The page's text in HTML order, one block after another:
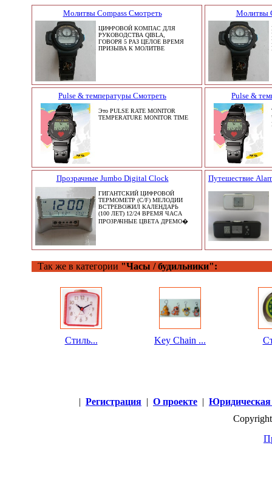
Молитвы Compass Смотреть
ЦИФРОВОЙ КОМПАС ДЛЯ
РУКОВОДСТВА QIBLA,
ГОВОРЯ 5 РАЗ ЦЕЛОЕ ВРЕМЯ
ПРИЗЫВА К МОЛИТВЕ
Молитвы
Pulse & температуры Смотреть
Это PULSE RATE MONITOR
TEMPERATURE MONITOR TIME
Pulse &
Прозрачные Jumbo Digital Clock
ГИГАНТСКИЙ ЦИФРОВОЙ
ТЕРМОМЕТР (C/F) МЕЛОДИИ
ВСТРЕВОЖИЛ КАЛЕНДАРЬ
(100 ЛЕТ) 12/24 ВРЕМЯ ЧАСА
ПРОЗРАЧНЫЕ ЦВЕТА ДРЕМО�
Путешествие
Так же в категории "Часы / будильники":
Стиль... Key Chain ...
| Регистрация | О проекте |